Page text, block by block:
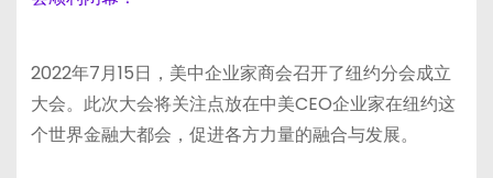
2022年7月15日，美中企业家商会召开了纽约分会成立
大会。此次大会将关注点放在中美CEO企业家在纽约这
个世界金融大都会，促进各方力量的融合与发展。